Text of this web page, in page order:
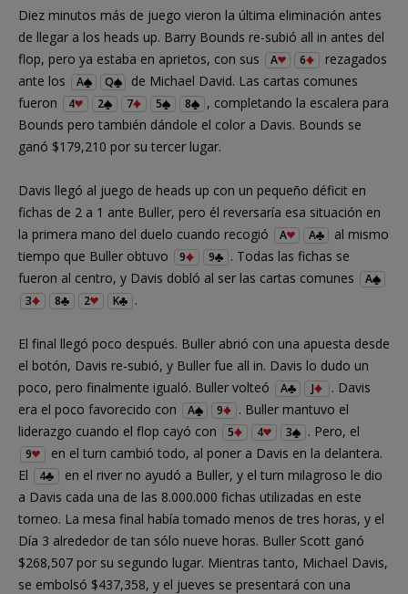
Diez minutos más de juego vieron la última eliminación antes
de llegar a los heads up. Barry Bounds re-subió all in antes del
flop, pero ya estaba en aprietos, con sus
A 6
rezagados
ante los
A Q
de Michael David. Las cartas comunes
fueron
4 2 7 5 8
, completando la escalera para
Bounds pero también dándole el color a Davis. Bounds se
ganó $179,210 por su tercer lugar.
Davis llegó al juego de heads up con un pequeño déficit en
fichas de 2 a 1 ante Buller, pero él reversaría esa situación en
la primera mano del duelo cuando recogió
A A
al mismo
tiempo que Buller obtuvo
9 9
. Todas las fichas se
fueron al centro, y Davis dobló al ser las cartas comunes
A
3
8 2 K .
El final llegó poco después. Buller abrió con una apuesta desde
el botón, Davis re-subió, y Buller fue all in. Davis lo dudo un
poco, pero finalmente igualó. Buller volteó
A J
. Davis
era el poco favorecido con
A 9
. Buller mantuvo el
liderazgo cuando el flop cayó con
5 4 3 . Pero, el
9
en el turn cambió todo, al poner a Davis en la delantera.
El
4
en el river no ayudó a Buller, y el turn milagroso le dio
a Davis cada una de las 8.000.000 fichas utilizadas en este
torneo. La mesa final había tomado menos de tres horas, y el
Día 3 alrededor de tan sólo nueve horas. Buller Scott ganó
$268,507 por su segundo lugar. Mientras tanto, Michael Davis,
se embolsó $437,358, y el jueves se presentará con una